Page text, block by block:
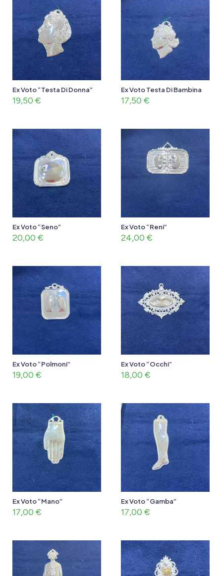
Ex Voto “Testa Di Donna”
19,50 €
Ex Voto Testa Di Bambina
17,50 €
Ex Voto “Seno”
20,00 €
Ex Voto “Reni”
24,00 €
Ex Voto “Polmoni”
19,00 €
Ex Voto “Occhi”
18,00 €
Ex Voto “Mano”
17,00 €
Ex Voto “Gamba”
17,00 €